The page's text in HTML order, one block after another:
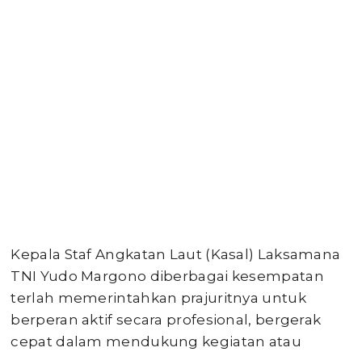
Kepala Staf Angkatan Laut (Kasal) Laksamana
TNI Yudo Margono diberbagai kesempatan
terlah memerintahkan prajuritnya untuk
berperan aktif secara profesional, bergerak
cepat dalam mendukung kegiatan atau